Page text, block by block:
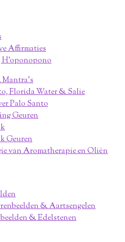
Affirmaties
H'oponopono
Florida Water & Salie
Palo Santo
Geuren
Geuren
van Aromatherapie en Oliën
& Aartsengelen
& Edelstenen